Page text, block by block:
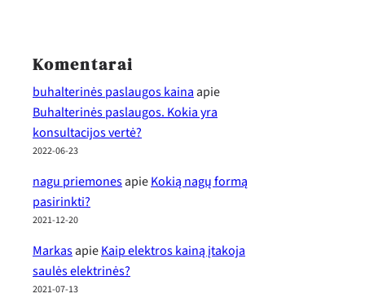
Komentarai
buhalterinės paslaugos kainaapie
Buhalterinės paslaugos. Kokia yra
konsultacijos vertė?
2022-06-23
nagu priemonesapieKokią nagų formą
pasirinkti?
2021-12-20
MarkasapieKaip elektros kainą įtakoja
saulės elektrinės?
2021-07-13